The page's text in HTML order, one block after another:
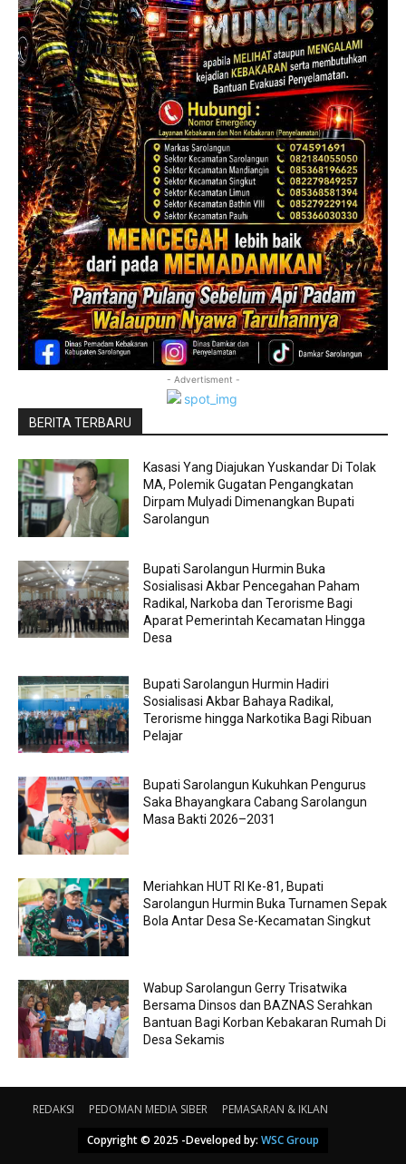
- Advertisment -
BERITA TERBARU
Kasasi Yang Diajukan Yuskandar Di Tolak
MA, Polemik Gugatan Pengangkatan
Dirpam Mulyadi Dimenangkan Bupati
Sarolangun
Bupati Sarolangun Hurmin Buka
Sosialisasi Akbar Pencegahan Paham
Radikal, Narkoba dan Terorisme Bagi
Aparat Pemerintah Kecamatan Hingga
Desa
Bupati Sarolangun Hurmin Hadiri
Sosialisasi Akbar Bahaya Radikal,
Terorisme hingga Narkotika Bagi Ribuan
Pelajar
Bupati Sarolangun Kukuhkan Pengurus
Saka Bhayangkara Cabang Sarolangun
Masa Bakti 2026–2031
Meriahkan HUT RI Ke-81, Bupati
Sarolangun Hurmin Buka Turnamen Sepak
Bola Antar Desa Se-Kecamatan Singkut
Wabup Sarolangun Gerry Trisatwika
Bersama Dinsos dan BAZNAS Serahkan
Bantuan Bagi Korban Kebakaran Rumah Di
Desa Sekamis
REDAKSI PEDOMAN MEDIA SIBER
PEMASARAN & IKLAN
Copyright © 2025 -Developed by: WSC Group